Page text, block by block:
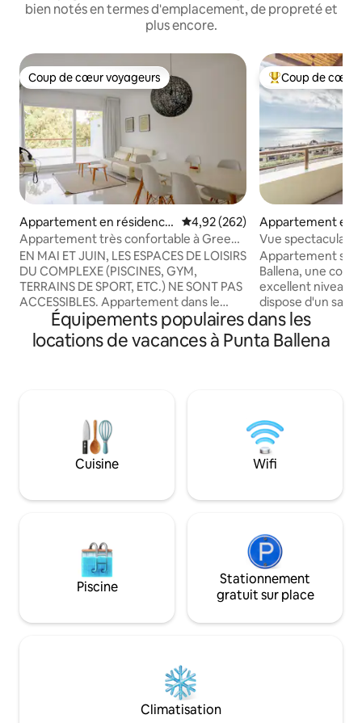
bien notés en termes d'emplacement, de propreté et
plus encore.
Coup de cœur voyageurs
Coup de cœur voyageurs
Appartement en résidence
⋅ Punta Ballena
Évaluation moyenne sur la
4,92 (262)
Appartement très confortable à Green
Park
EN MAI ET JUIN, LES ESPACES DE LOISIRS
DU COMPLEXE (PISCINES, GYM,
TERRAINS DE SPORT, ETC.) NE SONT PAS
ACCESSIBLES. Appartement dans le
Green Park Private Club, au sein du
Solanas Vacation Club (Tour L). Entouré
de verdure et à quelques minutes de la
aux activités récréatives de Solanas pour
tous les âges. L'accès au Crystal Lagoon
n'est pas inclus, si vous voulez y aller,
vous pouvez obtenir un laissez-passer
Coups de cœur
Coup de cœur
Appartement en
Punta Ballena
Vue
soleil, accès à la
Appartement
Ballena, une
excellent niveau
dispose d'un
principale
chambres, 2
équipée, d'un
pour enfants,
service de plage
été. Service de
sécurité 24h/24.
Équipements populaires dans les
locations de vacances à Punta Ballena
Cuisine Wifi
Piscine
Stationnement
gratuit sur place
Climatisation